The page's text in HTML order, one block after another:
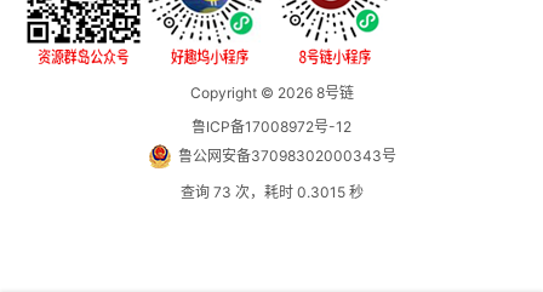
Copyright © 20268号链
鲁ICP备17008972号-12
鲁公网安备37098302000343号
查询 73 次，耗时 0.3015 秒